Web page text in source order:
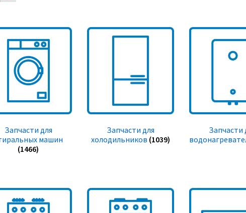
Запчасти для
машин
(1466)
Запчасти для
холодильников (1039)
Запчасти